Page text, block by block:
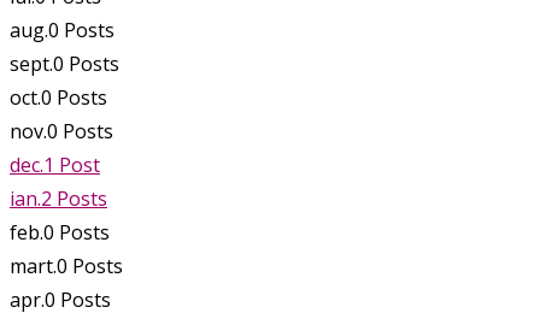
aug.0 Posts
sept.0 Posts
oct.0 Posts
nov.0 Posts
dec.1 Post
ian.2 Posts
feb.0 Posts
mart.0 Posts
apr.0 Posts